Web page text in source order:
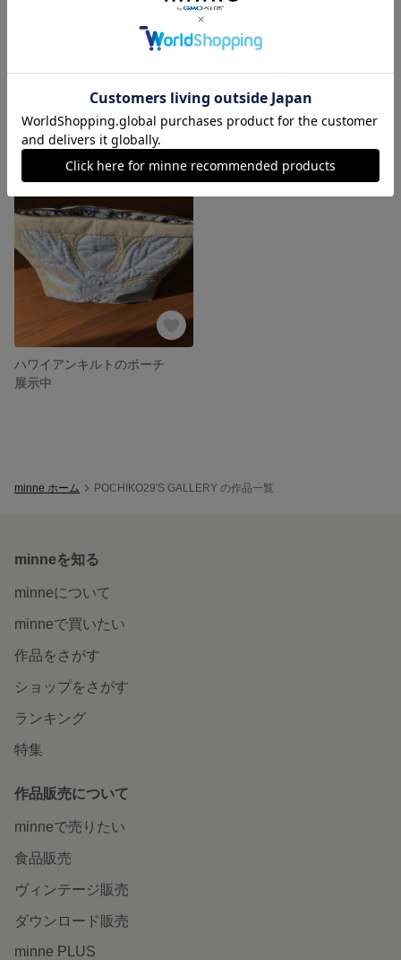
ハワイアンキルトのティーマット
展示中
ALOHAなキルト
展示中
ハワイアンキルトのポーチ
展示中
minne ホーム POCHIKO29'S GALLERY の作品一覧
minneを知る
minneについて
minneで買いたい
作品をさがす
ショップをさがす
ランキング
特集
作品販売について
minneで売りたい
食品販売
ヴィンテージ販売
ダウンロード販売
minne PLUS